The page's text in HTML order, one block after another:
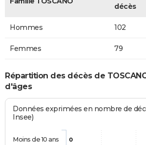
décès
Hommes 102
Femmes 79
Répartition des décès de
d'âges
Données exprimées en nombre de
Insee)
0
Moins de 10 ans